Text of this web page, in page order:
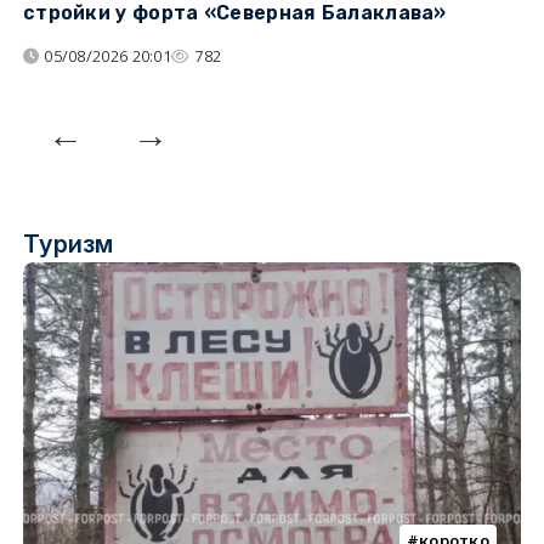
стройки у форта «Северная Балаклава»
05/08/2026 20:01 782
Туризм